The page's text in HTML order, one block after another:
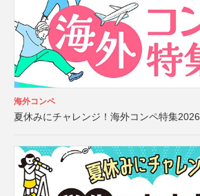
海外コンペ
夏休みにチャレンジ！海外コンペ特集2026